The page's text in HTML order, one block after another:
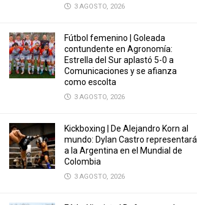
3 AGOSTO, 2026
Fútbol femenino | Goleada
contundente en Agronomía:
Estrella del Sur aplastó 5-0 a
Comunicaciones y se afianza
como escolta
3 AGOSTO, 2026
Kickboxing | De Alejandro Korn al
mundo: Dylan Castro representará
a la Argentina en el Mundial de
Colombia
3 AGOSTO, 2026